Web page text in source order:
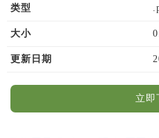
类型
大小
更新日期
立即